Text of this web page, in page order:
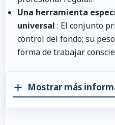
Una herramienta
universal : El conjunto
control del fondo; su
forma de trabajar
Mostrar más